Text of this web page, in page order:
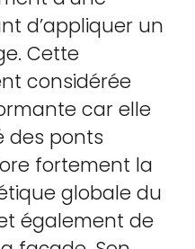
d’appliquer un
Cette
considérée
car elle
des ponts
fortement la
globale du
également de